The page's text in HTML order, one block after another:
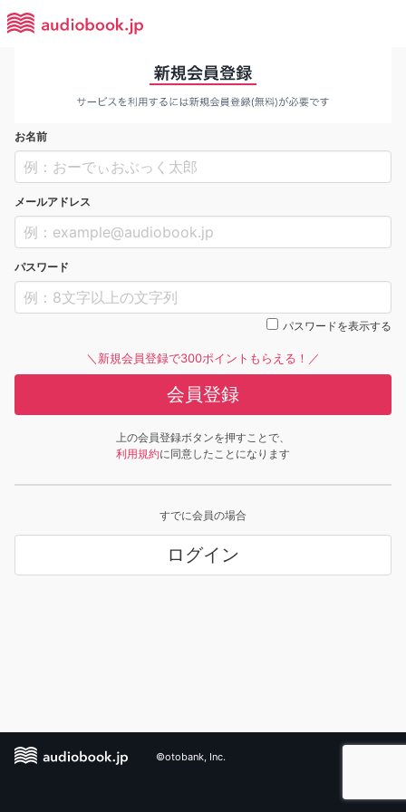
お名前
メールアドレス
パスワード
パスワードを表示する
＼新規会員登録で300ポイントもらえる！／
会員登録
上の会員登録ボタンを押すことで、
利用規約に同意したことになります
すでに会員の場合
ログイン
©otobank, Inc.